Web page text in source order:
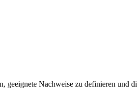
Nachweise zu definieren und